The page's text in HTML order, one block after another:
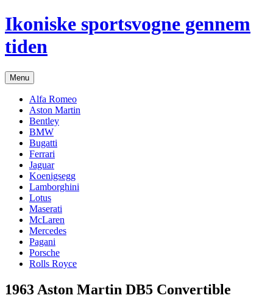
Hop
til
indhold
Ikoniske sportsvogne gennem
tiden
Menu
Alfa Romeo
Aston Martin
Bentley
BMW
Bugatti
Ferrari
Jaguar
Koenigsegg
Lamborghini
Lotus
Maserati
McLaren
Mercedes
Pagani
Porsche
Rolls Royce
1963 Aston Martin DB5 Convertible